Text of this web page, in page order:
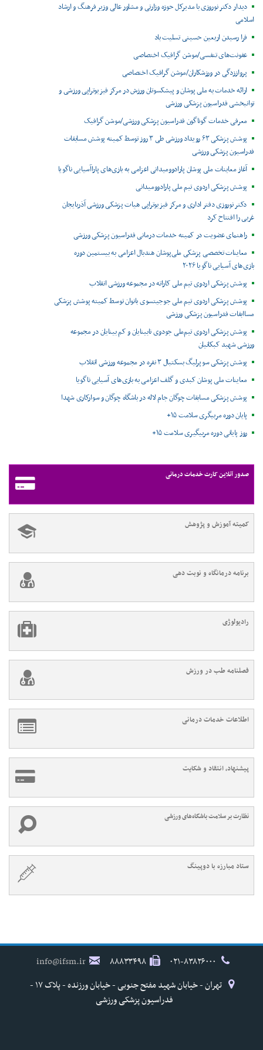
دیدار دکتر نوروزی با مدیرکل حوزه وزارتی و مشاور عالی وزیر فرهنگ و ارشاد
اسلامی
فرا رسیدن اربعین حسینی تسلیت باد
عفونت‌های تنفسی/موشن گرافیک اختصاصی
پرواززدگی در ورزشکاران/موشن گرافیک اختصاصی
ارائه خدمات به ملی پوشان و پیشکسوتان ورزش در مرکز فیزیوتراپی ورزشی و
توانبخشی فدراسیون پزشکی ورزشی
معرفی خدمات گوناگون فدراسیون پزشکی ورزشی/موشن گرافیک
پوشش پزشکی ۶۳ رویداد ورزشی طی ۳ روز توسط کمیته پوشش مسابقات
فدراسیون پزشکی ورزشی
آغاز معاینات ملی پوشان پارادوومیدانی اعزامی به بازی‌های پاراآسیایی ناگویا
پوشش پزشکی اردوی تیم ملی پارادوومیدانی
دکتر نوروزی دفتر اداری و مرکز فیزیوتراپی هیات پزشکی ورزشی آذربایجان
غربی را افتتاح کرد
راهنمای عضویت در کمیته خدمات درمانی فدراسیون پزشکی ورزشی
معاینات تخصصی پزشکی ملی‌پوشان هندبال اعزامی به بیستمین دوره
بازی‌های آسیایی ناگویا ۲۰۲۶
پوشش پزشکی اردوی تیم ملی کاراته در مجموعه ورزشی انقلاب
پوشش پزشکی اردوی تیم ملی جوجیتسوی بانوان توسط کمیته پوشش پزشکی
مساابقات فدراسیون پزشکی ورزشی
پوشش پزشکی اردوی تیم‌ملی جودوی نابینایان و کم بینایان در مجموعه
ورزشی شهید کبکانیان
پوشش پزشکی سوپرلیگ بسکتبال ۳ نفره در مجموعه ورزشی انقلاب
معاینات ملی پوشان کبدی و گلف اعزامی به بازی‌های آسیایی ناگویا
پوشش پزشکی مسابقات چوگان جام لاله در باشگاه چوگان و سوارکاری شهدا
پایان دوره مربیگری سلامت ۱۵+
روز پایانی دوره مربیگیری سلامت ۱۵+
صدور آنلاین کارت خدمات درمانی
کمیته آموزش و پژوهش
برنامه درمانگاه و نوبت دهی
رادیولوژی
فصلنامه طب در ورزش
اطلاعات خدمات درمانی
پیشنهاد، انتقاد و شکایت
نظارت بر سلامت باشگاه‌های ورزشی
ستاد مبارزه با دوپینگ
۸۸۸۳۳۴۹۸
info@ifsm.ir
تهران - خیابان شهید مفتح جنوبی - خیابان ورزنده - پلاک ۱۷ -
فدراسیون پزشکی ورزشی